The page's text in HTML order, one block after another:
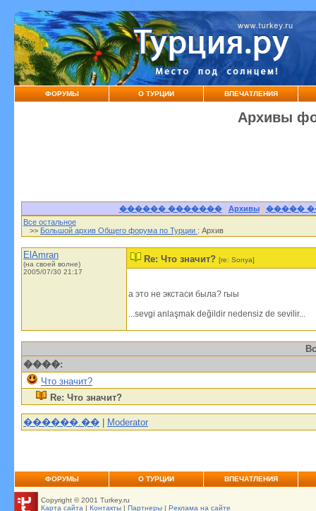
ФОРУМЫ О ТУРЦИИ ВПЕЧАТЛЕНИЯ
Архивы
������ �������| Архивы| �����
Все остальное
>> Большой архив Общего форума по Турции : Архив
ElAmran
(на своей волне)
2005/07/30 21:17
Re: Что значит? [re: Sonya]
а это не экстаси была? гыы
...sevgi anlaşmak değildir nedensiz de sevilir...
����:
Что значит?
Re: Что значит?
������.�� | Moderator
ФОРУМЫ О ТУРЦИИ ВПЕЧАТЛЕНИЯ
Copyright © 2001 Turkey.ru
Карта сайта | Контакты | Партнеры | Реклама на сайте